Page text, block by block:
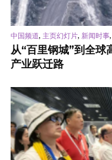
中国频道, 主页幻灯片, 新闻时事,
从“百里钢城”到全球
产业跃迁路